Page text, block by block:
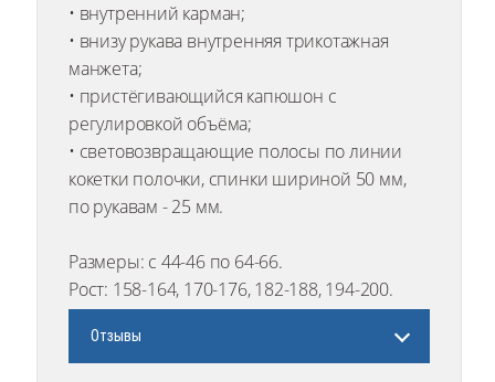
• внутренний карман;
• внизу рукава внутренняя трикотажная
манжета;
• пристёгивающийся капюшон с
регулировкой объёма;
• световозвращающие полосы по линии
кокетки полочки, спинки шириной 50 мм,
по рукавам - 25 мм.
Размеры: с 44-46 по 64-66.
Рост: 158-164, 170-176, 182-188, 194-200.
Отзывы